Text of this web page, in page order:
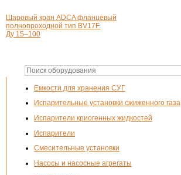
Емкости для хранения СУГ
Испарительные установки сжиженного газа
Испарители криогенных жидкостей
Испарители
Смесительные установки
Насосы и насосные агрегаты
Шаровый кран ADCA фланцевый
полнопроходной тип BV17F.
Ду 15–100